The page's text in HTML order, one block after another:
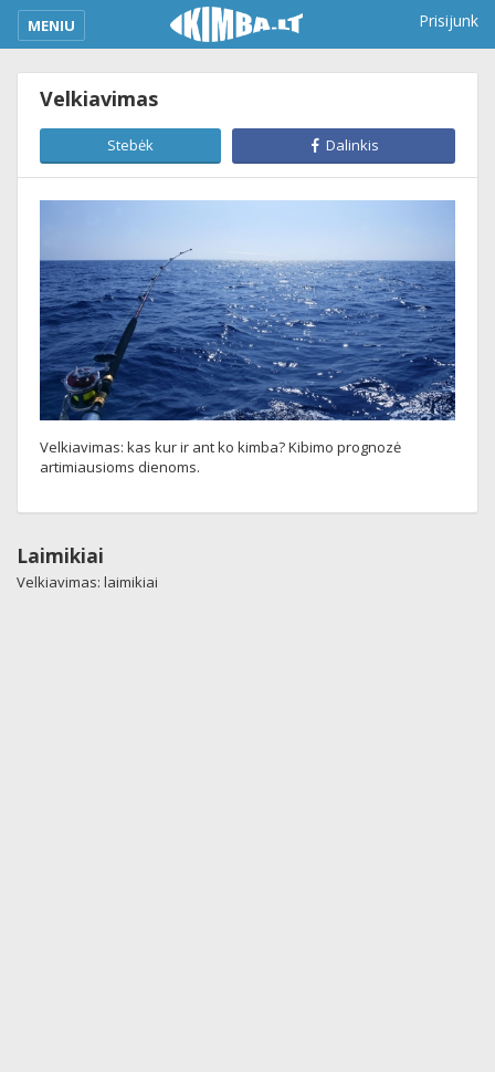
kimba_base_header_mobile_menu_toggle
MENIU Prisijunk
Velkiavimas
Stebėk Dalinkis
Velkiavimas: kas kur ir ant ko kimba? Kibimo prognozė
artimiausioms dienoms.
Laimikiai
Velkiavimas: laimikiai